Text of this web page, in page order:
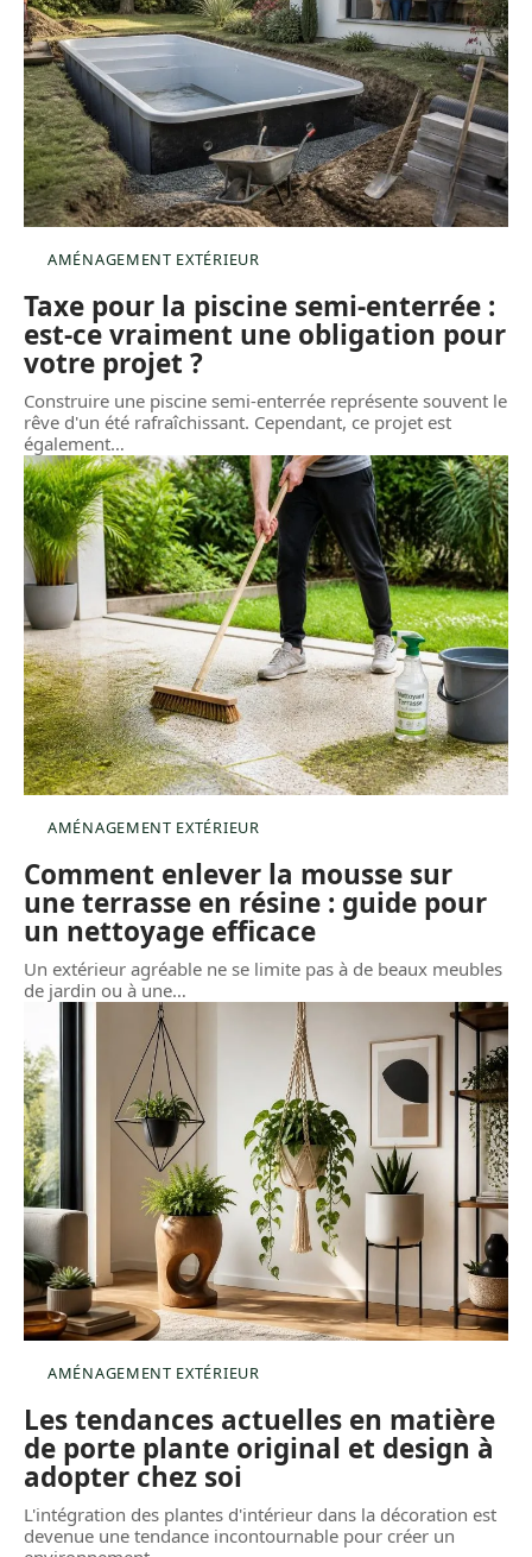
AMÉNAGEMENT EXTÉRIEUR
Taxe pour la piscine semi-enterrée :
est-ce vraiment une obligation pour
votre projet ?
Construire une piscine semi-enterrée représente souvent le
rêve d'un été rafraîchissant. Cependant, ce projet est
également…
AMÉNAGEMENT EXTÉRIEUR
Comment enlever la mousse sur
une terrasse en résine : guide pour
un nettoyage efficace
Un extérieur agréable ne se limite pas à de beaux meubles
de jardin ou à une…
AMÉNAGEMENT EXTÉRIEUR
Les tendances actuelles en matière
de porte plante original et design à
adopter chez soi
L'intégration des plantes d'intérieur dans la décoration est
devenue une tendance incontournable pour créer un